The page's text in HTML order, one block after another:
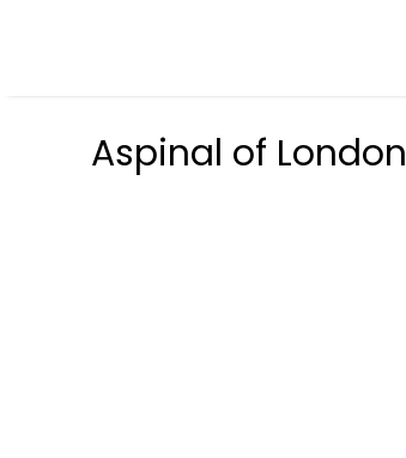
Aspinal of London